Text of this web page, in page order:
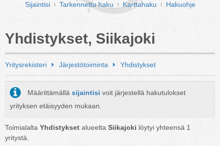
Sijaintisi Tarkennettu haku Karttahaku Hakuohje
Yhdistykset, Siikajoki
Yritysrekisteri Järjestötoiminta Yhdistykset
Määrittämällä sijaintisi voit järjestellä hakutulokset
yrityksen etäisyyden mukaan.
Toimialalta Yhdistykset alueelta Siikajoki löytyi yhteensä 1
yritystä.